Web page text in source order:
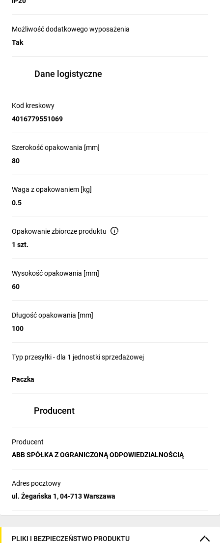
Możliwość dodatkowego wyposażenia
Tak
Dane logistyczne
Kod kreskowy
4016779551069
Szerokość opakowania [mm]
80
Waga z opakowaniem [kg]
0.5
Opakowanie zbiorcze produktu
1 szt.
Wysokość opakowania [mm]
60
Długość opakowania [mm]
100
Typ przesyłki - dla 1 jednostki sprzedażowej
Paczka
Producent
Producent
ABB SPÓŁKA Z OGRANICZONĄ ODPOWIEDZIALNOŚCIĄ
Adres pocztowy
ul. Żegańska 1, 04-713 Warszawa
PLIKI I BEZPIECZEŃSTWO PRODUKTU